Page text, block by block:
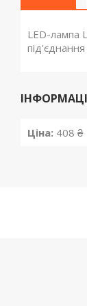
LED-лампа
під'єднання
Ціна: 408 ₴